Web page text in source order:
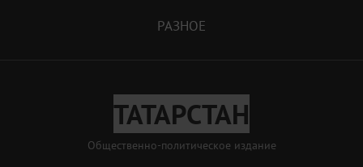
РАЗНОЕ
ТАТАРСТАН
Общественно-политическое издание